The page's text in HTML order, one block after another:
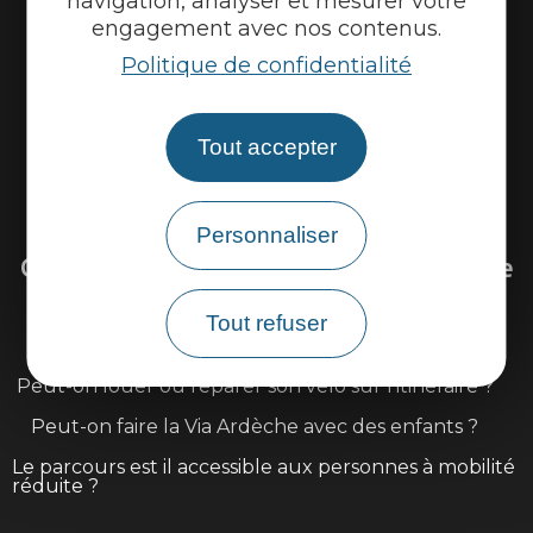
engagement avec nos contenus.
Politique de confidentialité
Tout accepter
Personnaliser
Tout refuser
Venir sur la Via Ardèche
Questions fréquentes sur la Via Ardèche
Existe il une carte détaillée du parcours ?
Peut-on louer ou réparer son vélo sur l'itinéraire ?
Peut-on faire la Via Ardèche avec des enfants ?
Le parcours est il accessible aux personnes à mobilité
réduite ?